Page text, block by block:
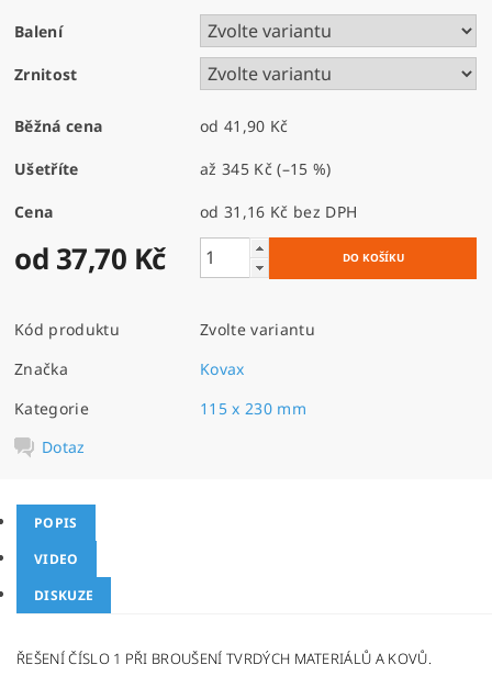
Balení
Zrnitost
Běžná cena od 41,90 Kč
Ušetříte až345 Kč(–15 %)
Cena od 31,16 Kč bez DPH
od 37,70 Kč
Kód produktu
Zvolte variantu
Značka
Kovax
Kategorie
115 x 230 mm
Dotaz
POPIS
VIDEO
DISKUZE
ŘEŠENÍ ČÍSLO 1 PŘI BROUŠENÍ TVRDÝCH MATERIÁLŮ A KOVŮ.